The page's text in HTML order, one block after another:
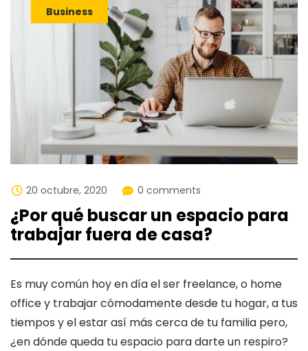
Business
20 octubre, 2020 0 comments
¿Por qué buscar un espacio para
trabajar fuera de casa?
Es muy común hoy en día el ser freelance, o home
office y trabajar cómodamente desde tu hogar, a tus
tiempos y el estar así más cerca de tu familia pero,
¿en dónde queda tu espacio para darte un respiro?